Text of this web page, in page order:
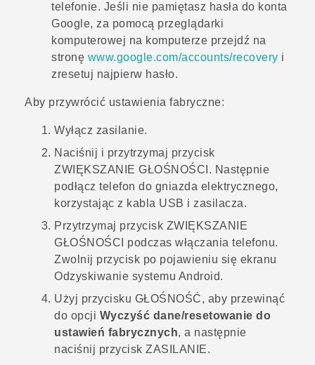
telefonie. Jeśli nie pamiętasz hasła do konta
Google, za pomocą przeglądarki
komputerowej na komputerze przejdź na
stronę www.google.com/accounts/recovery i
zresetuj najpierw hasło.
Aby przywrócić ustawienia fabryczne:
Wyłącz zasilanie.
Naciśnij i przytrzymaj przycisk
ZWIĘKSZANIE GŁOŚNOŚCI . Następnie
podłącz telefon do gniazda elektrycznego,
korzystając z kabla USB i zasilacza.
Przytrzymaj przycisk ZWIĘKSZANIE
GŁOŚNOŚCI
podczas włączania telefonu.
Zwolnij przycisk po pojawieniu się ekranu
Odzyskiwanie systemu Android.
Użyj przycisku GŁOŚNOŚĆ, aby przewinąć
do opcji Wyczyść dane/resetowanie do
ustawień fabrycznych, a następnie
naciśnij przycisk ZASILANIE.